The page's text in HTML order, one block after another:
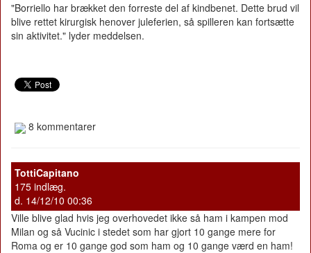
"Borriello har brækket den forreste del af kindbenet. Dette brud vil
blive rettet kirurgisk henover juleferien, så spilleren kan fortsætte
sin aktivitet." lyder meddelsen.
8 kommentarer
TottiCapitano
175 indlæg.
d. 14/12/10 00:36
Ville blive glad hvis jeg overhovedet ikke så ham i kampen mod
Milan og så Vucinic i stedet som har gjort 10 gange mere for
Roma og er 10 gange god som ham og 10 gange værd en ham!